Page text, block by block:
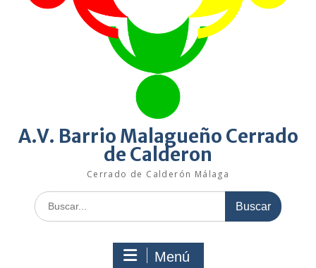
A.V. Barrio Malagueño Cerrado
de Calderon
Cerrado de Calderón Málaga
Buscar:
Menú